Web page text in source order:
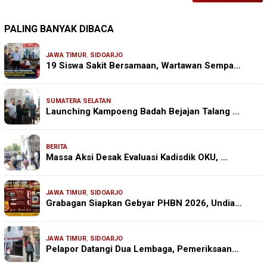
PALING BANYAK DIBACA
JAWA TIMUR, SIDOARJO
19 Siswa Sakit Bersamaan, Wartawan Sempa…
SUMATERA SELATAN
Launching Kampoeng Badah Bejajan Talang …
BERITA
Massa Aksi Desak Evaluasi Kadisdik OKU, …
JAWA TIMUR, SIDOARJO
Grabagan Siapkan Gebyar PHBN 2026, Undia…
JAWA TIMUR, SIDOARJO
Pelapor Datangi Dua Lembaga, Pemeriksaan…